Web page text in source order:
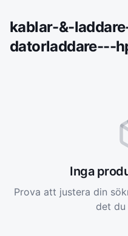
kablar-&-
datorladdare---
Inga
Prova att justera din
det du